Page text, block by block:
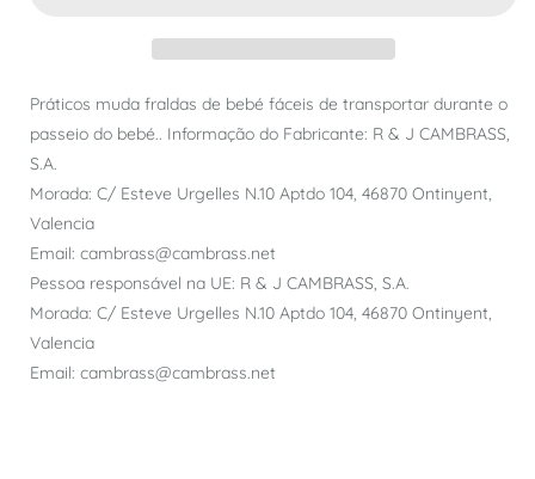
Práticos muda fraldas de bebé fáceis de transportar durante o
passeio do bebé.. Informação do Fabricante: R & J CAMBRASS,
S.A.
Morada: C/ Esteve Urgelles N.10 Aptdo 104, 46870 Ontinyent,
Valencia
Email: cambrass@cambrass.net
Pessoa responsável na UE: R & J CAMBRASS, S.A.
Morada: C/ Esteve Urgelles N.10 Aptdo 104, 46870 Ontinyent,
Valencia
Email: cambrass@cambrass.net